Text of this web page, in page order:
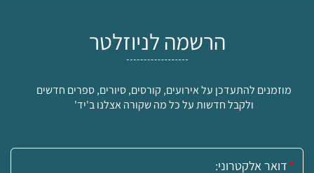
הרשמה לניוזלטר
מוזמנים להתעדכן על אירועים, קורסים, סיורים, ספרים חדשים
ולקבל חדשות על כל מה שקורה אצלנו ב'יד'
אימייל: